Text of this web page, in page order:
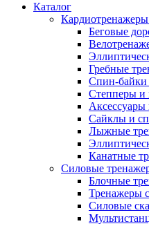
Каталог
Кардиотренажеры
Беговые
Гребные
Спин-байки
Степперы и
Аксессуары
Сайклы и
Лыжные
Канатные
Силовые
Блочные
Тренажеры
Силовые